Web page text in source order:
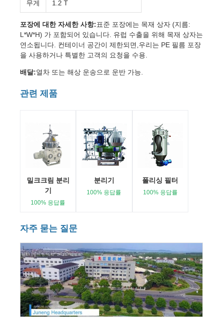
무게 1.2 T
포장에 대한 자세한 사항:표준 포장에는 목재 상자 (지름:
L*W*H) 가 포함되어 있습니다. 유럽 수출을 위해 목재 상자는
연소됩니다. 컨테이너 공간이 제한되면,우리는 PE 필름 포장
을 사용하거나 특별한 고객의 요청을 수용.
배달:열차 또는 해상 운송으로 운반 가능.
관련 제품
밀크크림 분리
기
100% 응답률
분리기
100% 응답률
폴리싱 필터
100% 응답률
자주 묻는 질문